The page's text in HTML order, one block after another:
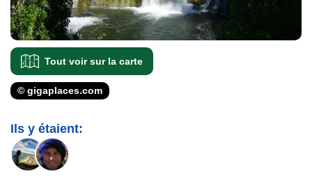
Tout voir sur la carte
© gigaplaces.com
Ils y étaient: